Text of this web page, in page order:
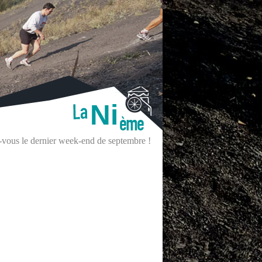
Ni
le dernier week-end de septembre !